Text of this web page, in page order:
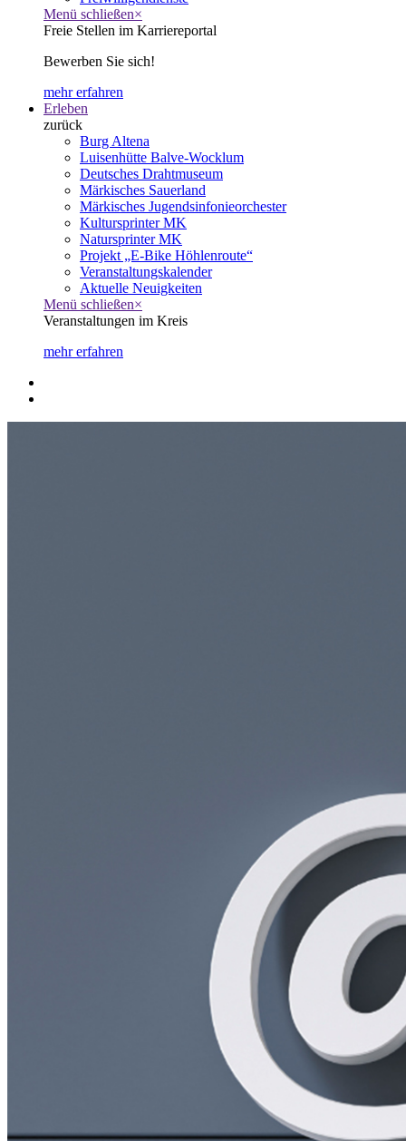
Menü schließen×
Freie Stellen im Karriereportal
Bewerben Sie sich!
mehr erfahren
Erleben
zurück
Burg Altena
Luisenhütte Balve-Wocklum
Deutsches Drahtmuseum
Märkisches Sauerland
Märkisches Jugendsinfonieorchester
Kultursprinter MK
Natursprinter MK
Projekt „E-Bike Höhlenroute“
Veranstaltungskalender
Aktuelle Neuigkeiten
Menü schließen×
Veranstaltungen im Kreis
mehr erfahren